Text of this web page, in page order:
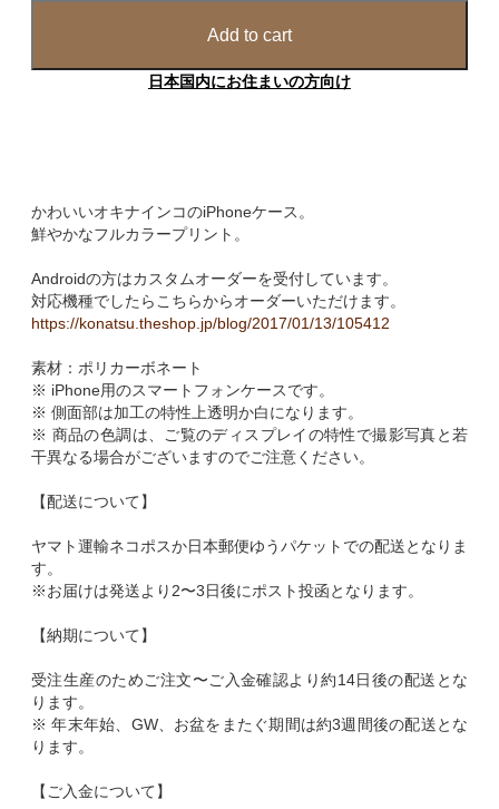
Add to cart
日本国内にお住まいの方向け
かわいいオキナインコのiPhoneケース。
鮮やかなフルカラープリント。
Androidの方はカスタムオーダーを受付しています。
対応機種でしたらこちらからオーダーいただけます。
https://konatsu.theshop.jp/blog/2017/01/13/105412
素材：ポリカーボネート
※ iPhone用のスマートフォンケースです。
※ 側面部は加工の特性上透明か白になります。
※ 商品の色調は、ご覧のディスプレイの特性で撮影写真と若
干異なる場合がございますのでご注意ください。
【配送について】
ヤマト運輸ネコポスか日本郵便ゆうパケットでの配送となりま
す。
※お届けは発送より2〜3日後にポスト投函となります。
【納期について】
受注生産のためご注文〜ご入金確認より約14日後の配送とな
ります。
※ 年末年始、GW、お盆をまたぐ期間は約3週間後の配送とな
ります。
【ご入金について】